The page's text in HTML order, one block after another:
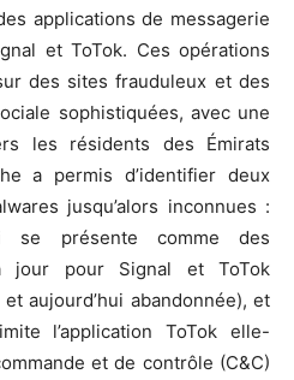
applications de messagerie
et ToTok. Ces opérations
des sites frauduleux et des
sophistiquées, avec une
les résidents des Émirats
a permis d’identifier deux
jusqu’alors inconnues :
se présente comme des
jour pour Signal et ToTok
aujourd’hui abandonnée), et
l’application ToTok elle-
et de contrôle (C&C)